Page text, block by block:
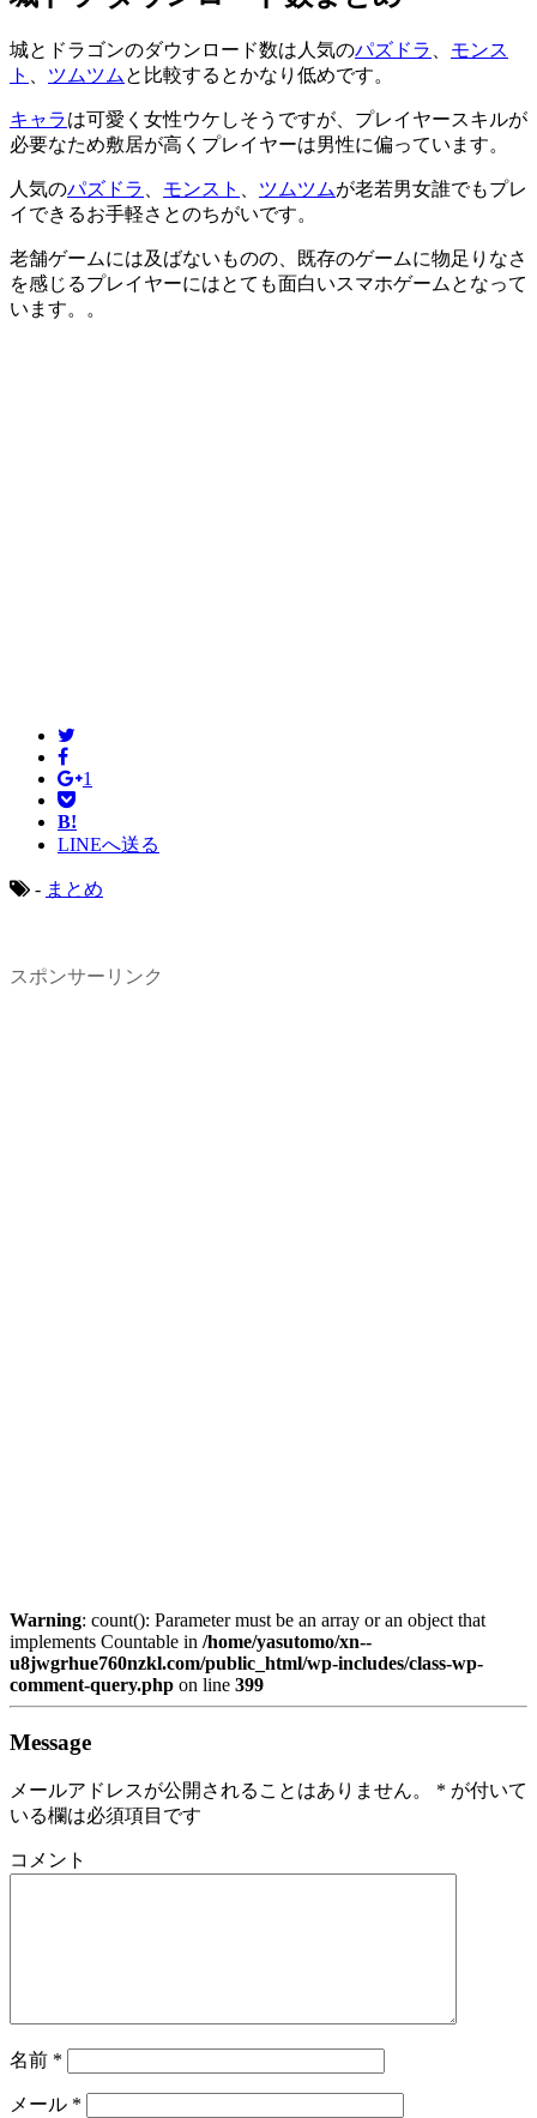
城とドラゴンのダウンロード数は人気のパズドラ
モンス
ト
ツムツム と比較するとかなり低めです。
キャラは可愛く女性ウケしそうですが、プレイヤースキルが
必要なため敷居が高くプレイヤーは男性に偏っています。
人気のパズドラ モンスト ツムツムが老若男女誰でもプレ
イできるお手軽さとのちがいです。
老舗ゲームには及ばないものの、既存のゲームに物足りなさ
を感じるプレイヤーにはとても面白いスマホゲームとなって
います。。
1
B!
LINEへ送る
- まとめ
スポンサーリンク
Warning: count(): Parameter must be an array or an object that
implements Countable in /home/yasutomo/xn--
u8jwgrhue760nzkl.com/public_html/wp-includes/class-wp-
comment-query.php on line 399
Message
メールアドレスが公開されることはありません。 * が付いて
いる欄は必須項目です
コメント
名前 *
メール *